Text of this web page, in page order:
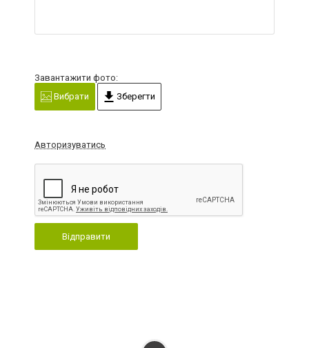
Завантажити фото:
Вибрати
Зберегти
Авторизуватись
Відправити